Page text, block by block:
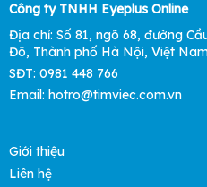
Công ty TNHH Eyeplus Online
Địa chỉ: Số 81, ngõ 68, đường
Đô, Thành phố Hà Nội, Việt
SĐT: 0981 448 766
Email: hotro@timviec.com.vn
Giới thiệu
Liên hệ